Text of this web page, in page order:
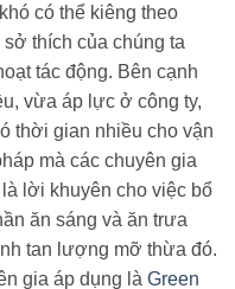
có thể kiêng theo
thích của chúng ta
tác động. Bên cạnh
vừa áp lực ở công ty,
thời gian nhiều cho vận
mà các chuyên gia
lời khuyên cho việc bổ
ăn sáng và ăn trưa
tan lượng mỡ thừa đó.
gia áp dụng là Green